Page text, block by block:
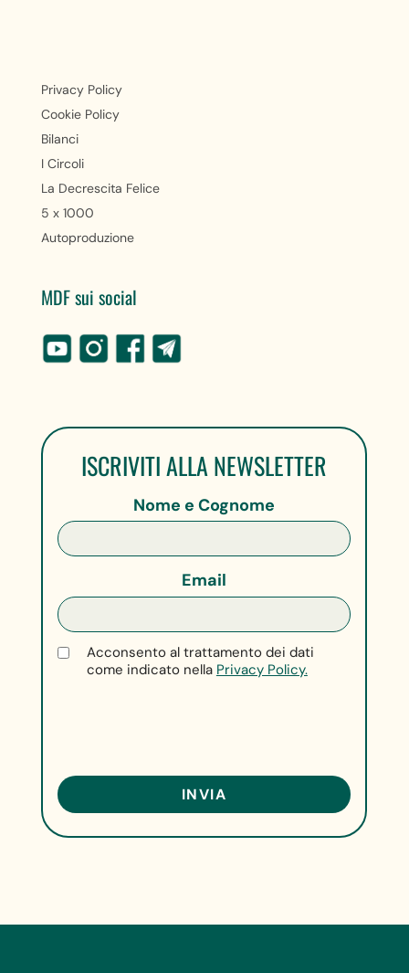
Privacy Policy
Cookie Policy
Bilanci
I Circoli
La Decrescita Felice
5 x 1000
Autoproduzione
MDF sui social
ISCRIVITI ALLA NEWSLETTER
Nome e Cognome
Email
Acconsento al trattamento dei dati
come indicato nella Privacy Policy.